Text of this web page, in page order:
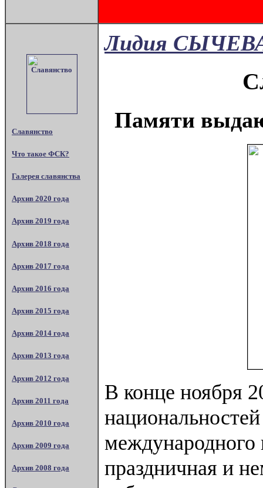
Славянство
Что такое ФСК?
Галерея славянства
Архив 2020 года
Архив 2019 года
Архив 2018 года
Архив 2017 года
Архив 2016 года
Архив 2015 года
Архив 2014 года
Архив 2013 года
Архив 2012 года
Архив 2011 года
Архив 2010 года
Архив 2009 года
Архив 2008 года
Лидия
Памяти
В конце ноября
международного
праздничная и